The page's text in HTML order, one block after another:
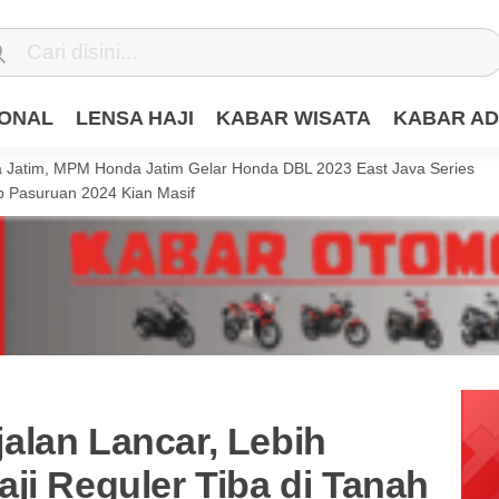
LENSA HAJI KABAR WISATA KABAR
MPM Honda Jatim Gelar Honda DBL 2023 East Java Series
Pasuruan 2024 Kian Masif
Lancar, Lebih
Reguler Tiba di Tanah